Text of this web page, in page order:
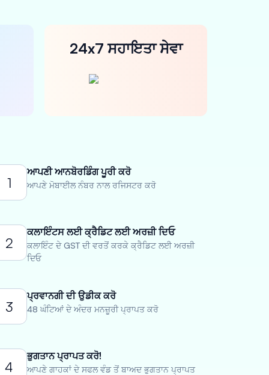
24x7 ਸਹਾਇਤਾ ਸੇਵਾ
1
ਆਪਣੀ ਆਨਬੋਰਡਿੰਗ ਪੂਰੀ ਕਰੋ
ਆਪਣੇ ਮੋਬਾਈਲ ਨੰਬਰ ਨਾਲ ਰਜਿਸਟਰ ਕਰੋ
2
ਕਲਾਇੰਟਸ ਲਈ ਕ੍ਰੈਡਿਟ ਲਈ ਅਰਜ਼ੀ ਦਿਓ
ਕਲਾਇੰਟ ਦੇ GST ਦੀ ਵਰਤੋਂ ਕਰਕੇ ਕ੍ਰੈਡਿਟ ਲਈ ਅਰਜ਼ੀ
ਦਿਓ
3
ਪ੍ਰਵਾਨਗੀ ਦੀ ਉਡੀਕ ਕਰੋ
48 ਘੰਟਿਆਂ ਦੇ ਅੰਦਰ ਮਨਜ਼ੂਰੀ ਪ੍ਰਾਪਤ ਕਰੋ
4
ਭੁਗਤਾਨ ਪ੍ਰਾਪਤ ਕਰੋ!
ਆਪਣੇ ਗਾਹਕਾਂ ਦੇ ਸਫਲ ਵੰਡ ਤੋਂ ਬਾਅਦ ਭੁਗਤਾਨ ਪ੍ਰਾਪਤ